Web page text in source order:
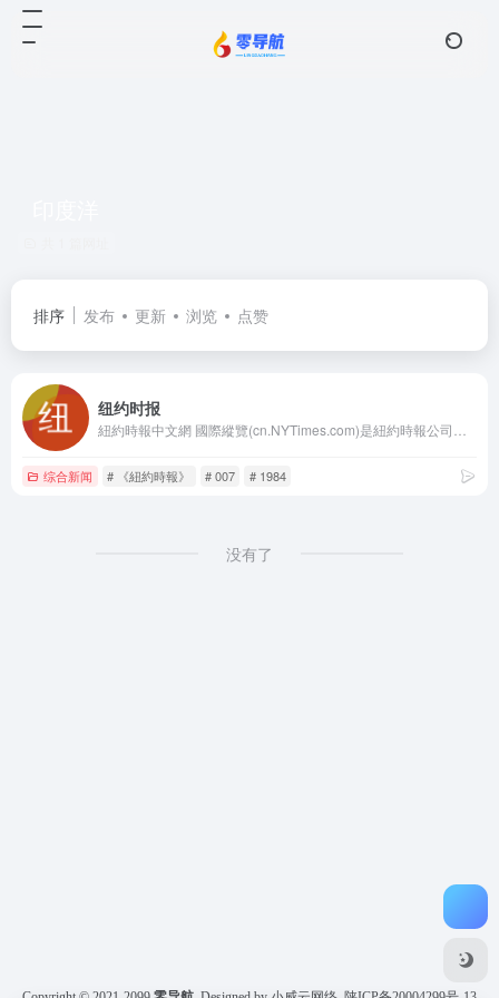
排序 发布 更新 浏览 点赞
纽约时报
综合新闻 # 《紐約時報》 # 007 # 1984
没有了